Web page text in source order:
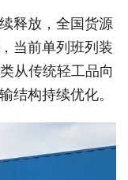
释放，全国货源
当前单列班列装
从传统轻工品向
结构持续优化。